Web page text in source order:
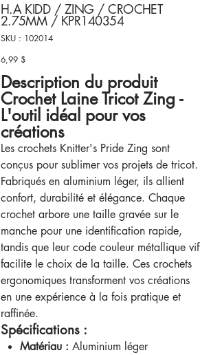
H.A KIDD / ZING / CROCHET
2.75MM / KPR140354
SKU :
SKU
102014
102014
Prix
6,99 $
Description du produit
Crochet Laine Tricot Zing -
L'outil idéal pour vos
créations
Les crochets Knitter's Pride Zing sont
conçus pour sublimer vos projets de tricot.
Fabriqués en aluminium léger, ils allient
confort, durabilité et élégance. Chaque
crochet arbore une taille gravée sur le
manche pour une identification rapide,
tandis que leur code couleur métallique vif
facilite le choix de la taille. Ces crochets
ergonomiques transforment vos créations
en une expérience à la fois pratique et
raffinée.
Spécifications :
Matériau : Aluminium léger